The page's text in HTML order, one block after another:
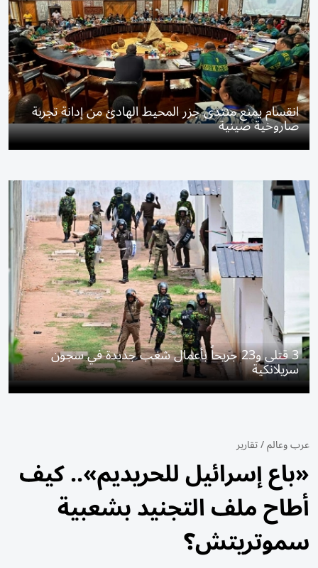
انقسام يمنع منتدى جزر المحيط الهادئ من إدانة تجربة
صاروخية صينية
3 قتلى و23 جريحاً بأعمال شغب جديدة في سجون
سريلانكية
عرب وعالم/تقارير
«باع إسرائيل للحريديم».. كيف
أطاح ملف التجنيد بشعبية
سموتريتش؟